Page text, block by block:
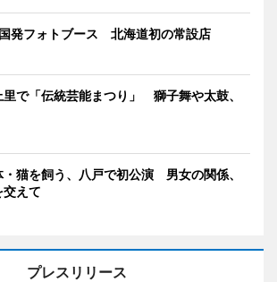
発フォトブース 北海道初の常設店
里で「伝統芸能まつり」 獅子舞や太鼓、
猫を飼う、八戸で初公演 男女の関係、
交えて
プレスリリース